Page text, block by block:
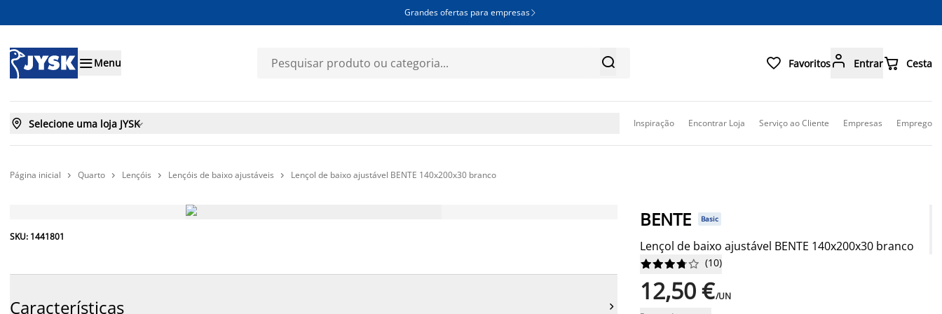
Grandes ofertas para empresas 
Menu   Favoritos Entrar Cesta
 Selecione uma loja JYSK Inspiração Encontrar Loja Serviço ao Cliente Empresas Emprego
Página inicial  Quarto  Lençóis  Lençóis de baixo ajustáveis  Lençol de baixo ajustável BENTE 140x200x30 branco
PREÇO SEMPRE BAIXO
SKU: 1441801
Características 
BENTE Basic
Lençol de baixo ajustável BENTE 140x200x30 branco





 (10)
12,50 €/UN